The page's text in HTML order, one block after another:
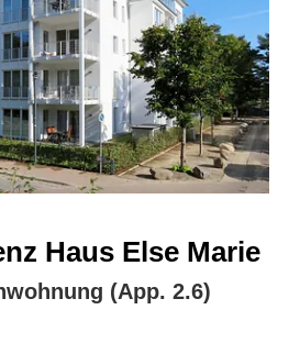
Haus Else Marie
(App. 2.6)